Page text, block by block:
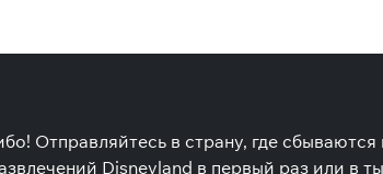
Отправляйтесь в страну, где
Disneyland в первый раз или в